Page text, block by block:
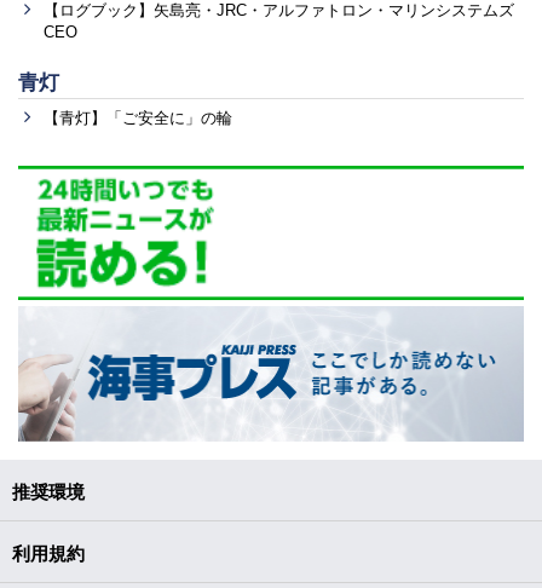
【ログブック】矢島亮・JRC・アルファトロン・マリンシステムズ
CEO
青灯
【青灯】「ご安全に」の輪
推奨環境
利用規約